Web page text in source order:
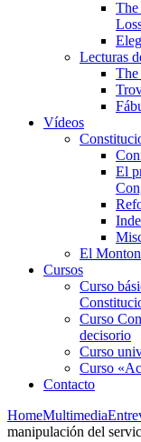
The
Lecturas
The
Vídeos
El
El
Cursos
Curso
Curso
decisorio
Curso
Curso
Contacto
HomeMultimedia
manipulación del